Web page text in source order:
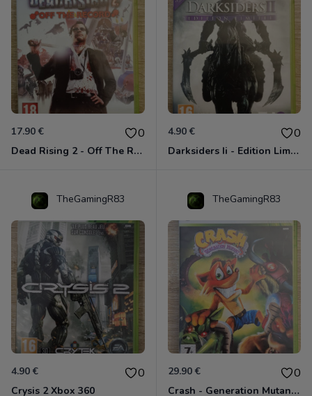
17.90 € 0
Dead Rising 2 - Off The Record Xbox 360
4.90 € 0
Darksiders Ii - Edition Limitée Xbox 360
TheGamingR83
4.90 € 0
Crysis 2 Xbox 360
TheGamingR83
29.90 € 0
Crash - Generation Mutant Xbox 360